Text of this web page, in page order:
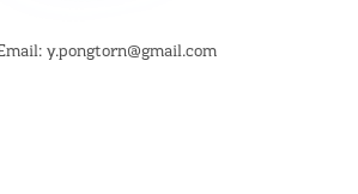
y.pongtorn@gmail.com